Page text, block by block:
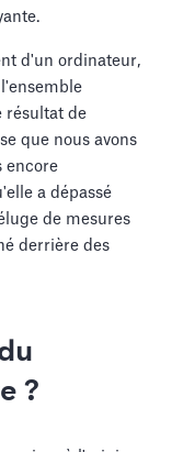
d'un ordinateur,
résultat de
que nous avons
encore
a dépassé
de mesures
derrière des
?